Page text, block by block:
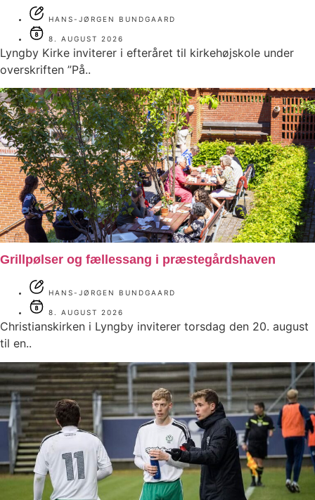
HANS-JØRGEN BUNDGAARD
8. AUGUST 2026
Lyngby Kirke inviterer i efteråret til kirkehøjskole under
overskriften ”På..
Grillpølser og fællessang i præstegårdshaven
HANS-JØRGEN BUNDGAARD
8. AUGUST 2026
Christianskirken i Lyngby inviterer torsdag den 20. august
til en..